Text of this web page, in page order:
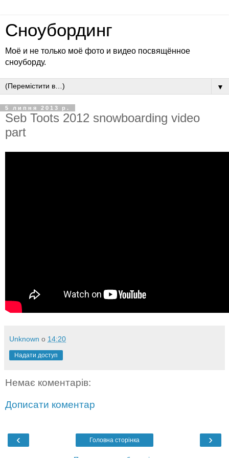
Сноубординг
Моё и не только моё фото и видео посвящённое
сноуборду.
▼
5 липня 2013 р.
Seb Toots 2012 snowboarding video
part
Unknown о 14:20
Надати доступ
Немає коментарів:
Дописати коментар
‹ ›
Головна сторінка